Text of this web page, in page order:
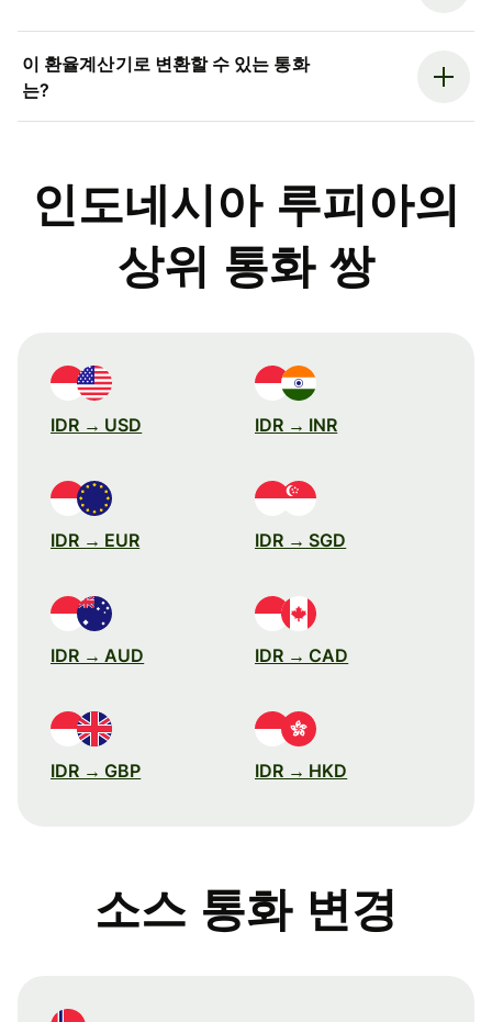
이 환율계산기로 변환할 수 있는 통화
는?
인도네시아 루피아의
상위 통화 쌍
IDR → USD IDR → INR
IDR → EUR IDR → SGD
IDR → AUD IDR → CAD
IDR → GBP IDR → HKD
소스 통화 변경